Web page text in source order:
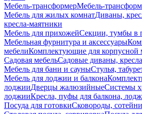
Мебель-трансформерМебель-
Мебель для жилых комнатДиваны,
кресла-маятники
Мебель для прихожейСекции, тумбы в
Мебельная фурнитура и аксессуары
мебелиКомплектующие для корпусной
Садовая мебельСадовые диваны, кресла
Мебель для бани и сауныСтулья,
Мебель для лоджии и балкона
лоджииДверцы жалюзийныеСистемы
лоджииКресла, пуфы для балкона,
Посуда для готовкиСковороды,